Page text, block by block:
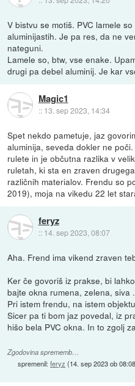
V bistvu se motiš. PVC lamele
aluminijastih. Je pa res, da ne
nateguni.
Lamele so, btw, vse enake.
drugi pa debel aluminij. Je kar
Magic1
:: 13. sep 2023, 14:34
Spet nekdo pametuje, jaz
aluminija, seveda dokler ne
rulete in je občutna razlika v
ruletah, ki sta en zraven
različnih materialov. Frendu so
2019), moja na vikedu 22 let
feryz
:: 14. sep 2023, 08:07
Aha. Frend ima vikend zraven
Ker če govoriš iz prakse, bi
bajte okna rumena, zelena,
Pri istem frendu, na istem
Sicer pa ti bom jaz povedal, iz
hišo bela PVC okna. In to zgolj
Zgodovina sprememb…
spremenil:feryz (14. sep 2023 ob